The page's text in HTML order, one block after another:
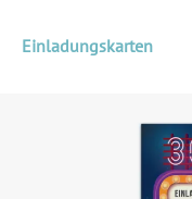
Einladungskarten